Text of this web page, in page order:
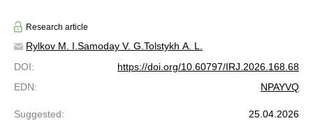
Research article
Rylkov M. I. Samoday V. G. Tolstykh A. L.
DOI:
https://doi.org/10.60797/IRJ.2026.168.68
EDN: NPAYVQ
Suggested:
25.04.2026